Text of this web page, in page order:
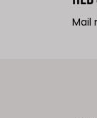
Mail